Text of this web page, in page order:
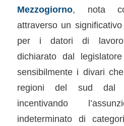
Mezzogiorno, nota
attraverso un
per i datori di lavoro
dichiarato dal
sensibilmente i divari
regioni del sud dal
incentivando
indeterminato di